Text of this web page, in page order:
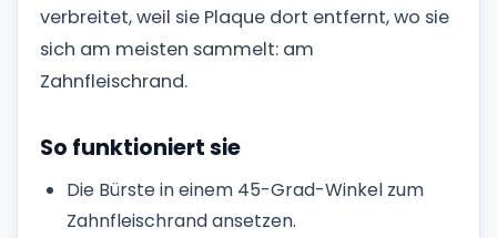
verbreitet, weil sie Plaque dort entfernt, wo sie
sich am meisten sammelt: am
Zahnfleischrand.
So funktioniert sie
Die Bürste in einem 45-Grad-Winkel zum
Zahnfleischrand ansetzen.